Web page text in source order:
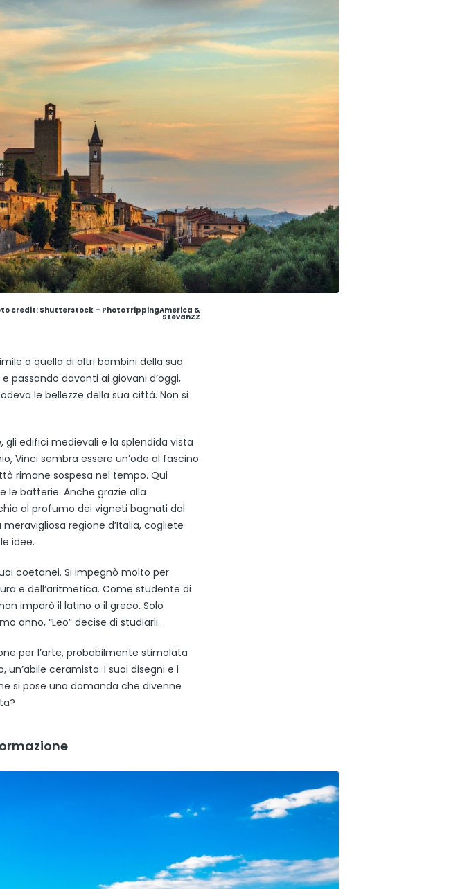
credit: Shutterstock – PhotoTrippingAmerica &
StevanZZ
a quella di altri bambini della sua
passando davanti ai giovani d’oggi,
le bellezze della sua città. Non si
edifici medievali e la splendida vista
Vinci sembra essere un’ode al fascino
rimane sospesa nel tempo. Qui
le batterie. Anche grazie alla
al profumo dei vigneti bagnati dal
regione d’Italia, cogliete
idee.
coetanei. Si impegnò molto per
e dell’aritmetica. Come studente di
imparò il latino o il greco. Solo
anno, “Leo” decise di studiarli.
per l’arte, probabilmente stimolata
un’abile ceramista. I suoi disegni e i
si pose una domanda che divenne